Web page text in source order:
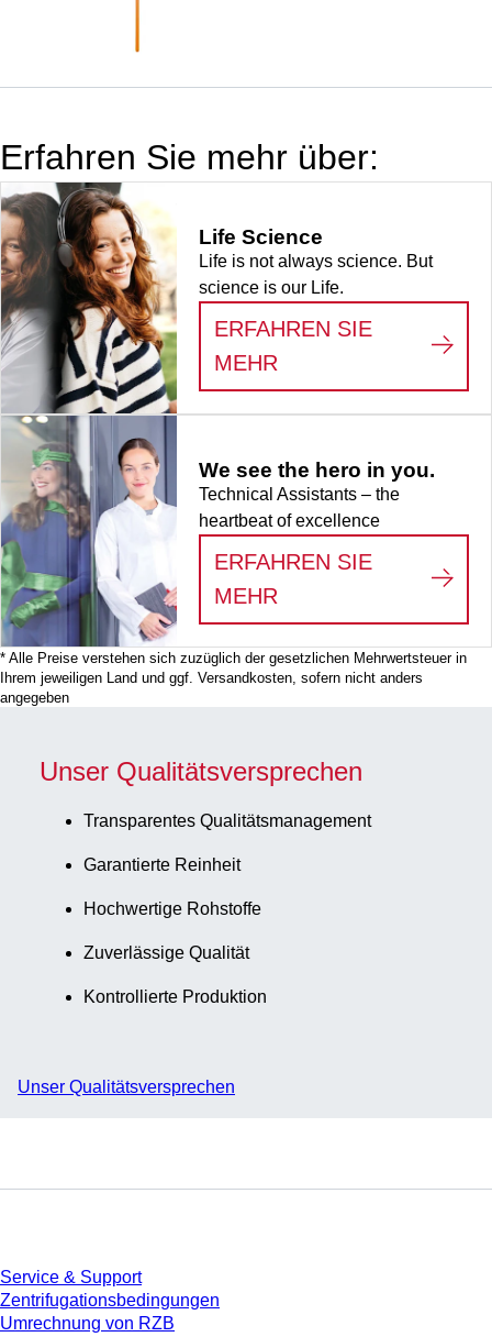
Erfahren Sie mehr über:
Life Science
Life is not always science. But
science is our Life.
ERFAHREN SIE
MEHR
We see the hero in you.
Technical Assistants – the
heartbeat of excellence
ERFAHREN SIE
MEHR
WE SEE THE
* Alle Preise verstehen sich zuzüglich der gesetzlichen Mehrwertsteuer in
Ihrem jeweiligen Land und ggf. Versandkosten, sofern nicht anders
angegeben
Unser Qualitätsversprechen
Transparentes Qualitätsmanagement
Garantierte Reinheit
Hochwertige Rohstoffe
Zuverlässige Qualität
Kontrollierte Produktion
Unser Qualitätsversprechen
Service & Support
Zentrifugationsbedingungen
Umrechnung von RZB